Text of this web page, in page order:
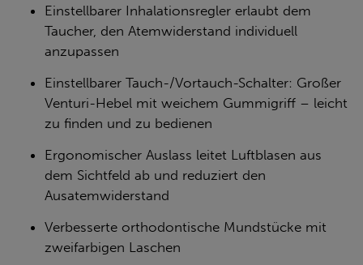
Einstellbarer Inhalationsregler erlaubt dem
Taucher, den Atemwiderstand individuell
anzupassen
Einstellbarer Tauch-/Vortauch-Schalter: Großer
Venturi-Hebel mit weichem Gummigriff – leicht
zu finden und zu bedienen
Ergonomischer Auslass leitet Luftblasen aus
dem Sichtfeld ab und reduziert den
Ausatemwiderstand
Verbesserte orthodontische Mundstücke mit
zweifarbigen Laschen